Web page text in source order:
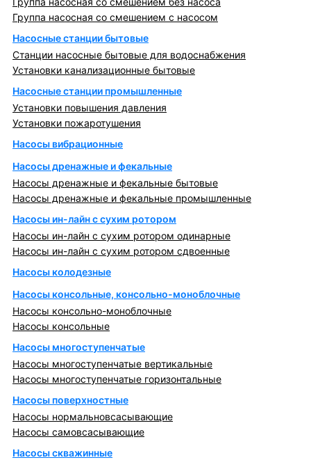
Группа насосная со смешением с насосом
Насосные станции бытовые
Станции насосные бытовые для водоснабжения
Установки канализационные бытовые
Насосные станции промышленные
Установки повышения давления
Установки пожаротушения
Насосы вибрационные
Насосы дренажные и фекальные
Насосы дренажные и фекальные бытовые
Насосы дренажные и фекальные промышленные
Насосы ин-лайн с сухим ротором
Насосы ин-лайн с сухим ротором одинарные
Насосы ин-лайн с сухим ротором сдвоенные
Насосы колодезные
Насосы консольные, консольно-моноблочные
Насосы консольно-моноблочные
Насосы консольные
Насосы многоступенчатые
Насосы многоступенчатые вертикальные
Насосы многоступенчатые горизонтальные
Насосы поверхностные
Насосы нормальновсасывающие
Насосы самовсасывающие
Насосы скважинные